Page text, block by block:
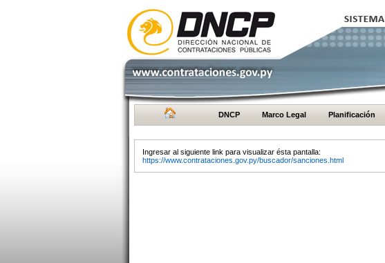
DNCP Marco Legal Planificación
Ingresar al siguiente link para visualizar ésta pantalla:
https://www.contrataciones.gov.py/buscador/sanciones.html